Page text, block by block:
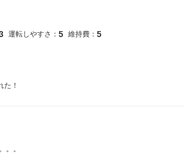
運転しやすさ： 5 維持費： 5
た！
。。